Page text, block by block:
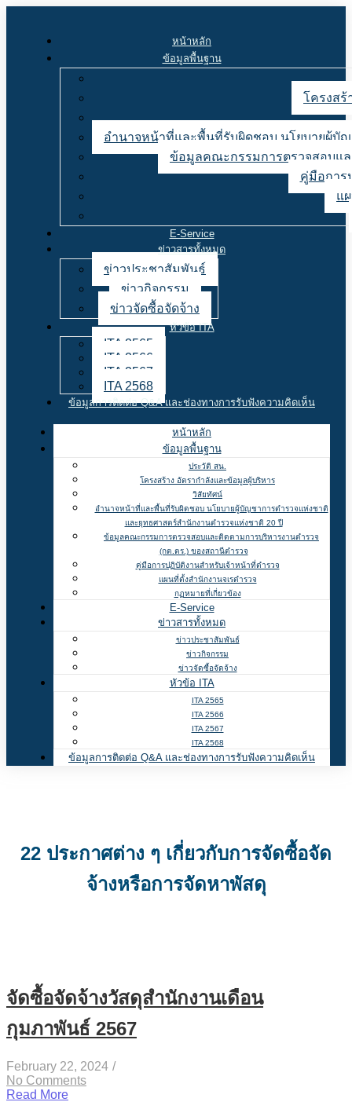
หน้าหลัก
ข้อมูลพื้นฐาน
โครงสร้
อำนาจหน้าที่และพื้นที่รับผิดชอบ นโยบายผู้บั
ข้อมูลคณะกรรมการตรวจสอบแล
คู่มือการ
แ
E-Service
ข่าวสารทั้งหมด
ข่าวประชาสัมพันธ์
ข่าวกิจกรรม
ข่าวจัดซื้อจัดจ้าง
หัวข้อ ITA
ITA 2565
ITA 2566
ITA 2567
ITA 2568
ข้อมูลการติดต่อ Q&A และช่องทางการรับฟังความคิดเห็น
หน้าหลัก
ข้อมูลพื้นฐาน
ประวัติ สน.
โครงสร้าง อัตรากำลังและข้อมูลผู้บริหาร
วิสัยทัศน์
อำนาจหน้าที่และพื้นที่รับผิดชอบ นโยบายผู้บัญชาการตำรวจแห่งชาติ
และยุทธศาสตร์สำนักงานตำรวจแห่งชาติ 20 ปี
ข้อมูลคณะกรรมการตรวจสอบและติดตามการบริหารงานตำรวจ
(กต.ตร.) ของสถานีตำรวจ
คู่มือการปฏิบัติงานสำหรับเจ้าหน้าที่ตำรวจ
แผนที่ตั้งสำนักงานจเรตำรวจ
กฏหมายที่เกี่ยวข้อง
E-Service
ข่าวสารทั้งหมด
ข่าวประชาสัมพันธ์
ข่าวกิจกรรม
ข่าวจัดซื้อจัดจ้าง
หัวข้อ ITA
ITA 2565
ITA 2566
ITA 2567
ITA 2568
ข้อมูลการติดต่อ Q&A และช่องทางการรับฟังความคิดเห็น
22 ประกาศต่าง ๆ เกี่ยวกับการจัดซื้อจัด
จ้างหรือการจัดหาพัสดุ
จัดซื้อจัดจ้างวัสดุสำนักงานเดือน
กุมภาพันธ์ 2567
February 22, 2024 /
No Comments
Read More